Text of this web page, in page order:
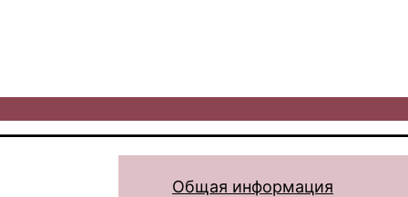
Общая информация